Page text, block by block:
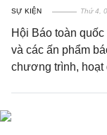
SỰ KIỆN Thứ 4,
Hội Báo toàn
và các ấn phẩm
chương trình, hoạt